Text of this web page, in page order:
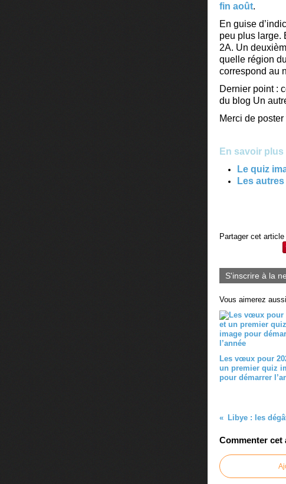
fin août.
En guise
peu plus large.
2A. Un
quelle région
correspond au
Dernier point :
du blog Un
Merci de
En savoir plus
Le quiz
Les
Partager cet article
S'inscrire à la
Vous aimerez
Les vœux pour
un premier quiz
pour démarrer
Commenter cet